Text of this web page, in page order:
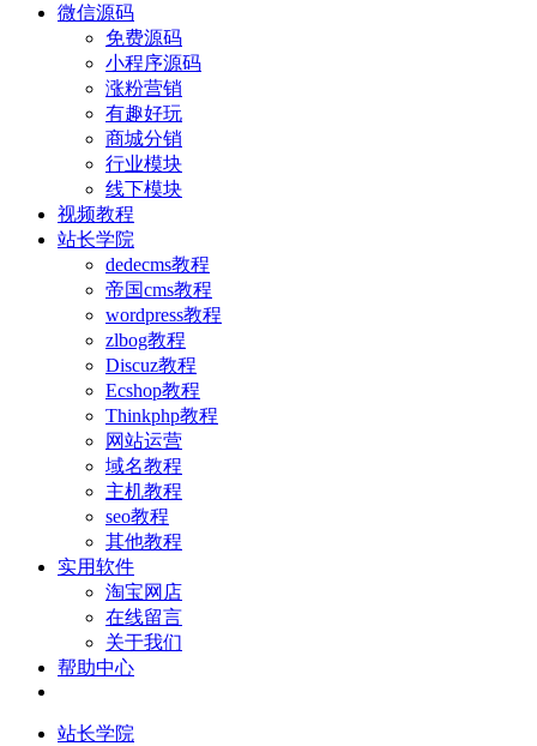
微信源码
免费源码
小程序源码
涨粉营销
有趣好玩
商城分销
行业模块
线下模块
视频教程
站长学院
dedecms教程
帝国cms教程
wordpress教程
zlbog教程
Discuz教程
Ecshop教程
Thinkphp教程
网站运营
域名教程
主机教程
seo教程
其他教程
实用软件
淘宝网店
在线留言
关于我们
帮助中心
站长学院